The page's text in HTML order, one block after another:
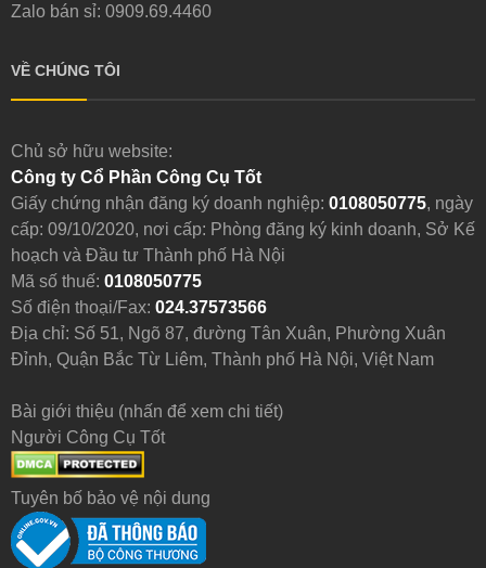
Zalo bán sỉ: 0909.69.4460
VỀ CHÚNG TÔI
Chủ sở hữu website:
Công ty Cổ Phần Công Cụ Tốt
Giấy chứng nhận đăng ký doanh nghiệp: 0108050775, ngày
cấp: 09/10/2020, nơi cấp: Phòng đăng ký kinh doanh, Sở Kế
hoạch và Đầu tư Thành phố Hà Nội
Mã số thuế: 0108050775
Số điện thoại/Fax: 024.37573566
Địa chỉ: Số 51, Ngõ 87, đường Tân Xuân, Phường Xuân
Đỉnh, Quận Bắc Từ Liêm, Thành phố Hà Nội, Việt Nam
Bài giới thiệu (nhấn để xem chi tiết)
Người Công Cụ Tốt
Tuyên bố bảo vệ nội dung